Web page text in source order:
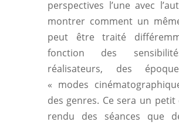
perspectives l’une avec
montrer comment un
peut être traité
fonction des
réalisateurs, des
« modes
des genres. Ce sera un petit
rendu des séances que